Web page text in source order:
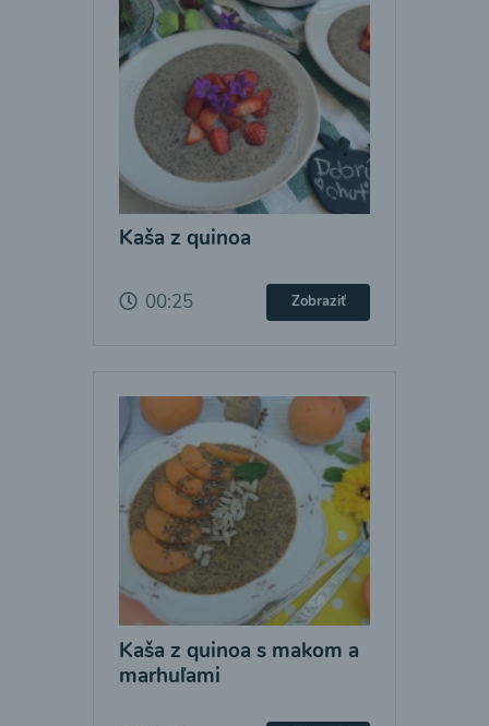
Kaša z quinoa
00:25 Zobraziť
Kaša z quinoa s makom a
marhuľami